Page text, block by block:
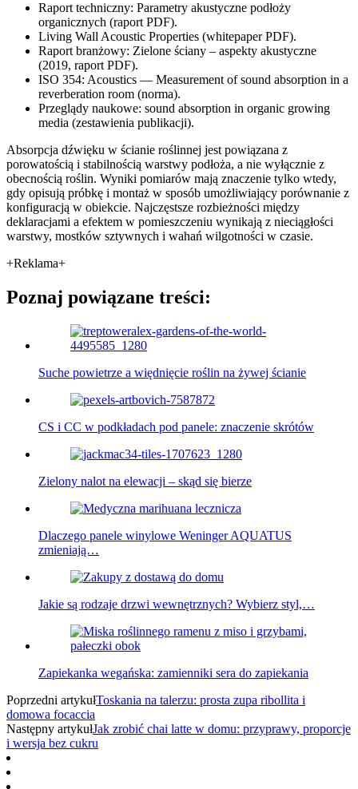
Raport techniczny: Parametry akustyczne podłoży
organicznych (raport PDF).
Living Wall Acoustic Properties (whitepaper PDF).
Raport branżowy: Zielone ściany – aspekty akustyczne
(2019, raport PDF).
ISO 354: Acoustics — Measurement of sound absorption in a
reverberation room (norma).
Przeglądy naukowe: sound absorption in organic growing
media (zestawienia publikacji).
Absorpcja dźwięku w ścianie roślinnej jest powiązana z
porowatością i stabilnością warstwy podłoża, a nie wyłącznie z
obecnością roślin. Wyniki pomiarów mają znaczenie tylko wtedy,
gdy opisują próbkę i montaż w sposób umożliwiający porównanie z
konfiguracją w obiekcie. Najczęstsze rozbieżności między
deklaracjami a efektem w pomieszczeniu wynikają z nieciągłości
warstwy, mostków sztywnych i wahań wilgotności w czasie.
+Reklama+
Poznaj powiązane treści:
Suche powietrze a więdnięcie roślin na żywej ścianie
CS i CC w podkładach pod panele: znaczenie skrótów
Zielony nalot na elewacji – skąd się bierze
Dlaczego panele winylowe Weninger AQUATUS
zmieniają…
Jakie są rodzaje drzwi wewnętrznych? Wybierz styl,…
Zapiekanka wegańska: zamienniki sera do zapiekania
Poprzedni artykułToskania na talerzu: prosta zupa ribollita i
domowa focaccia
Następny artykułJak zrobić chai latte w domu: przyprawy, proporcje
i wersja bez cukru